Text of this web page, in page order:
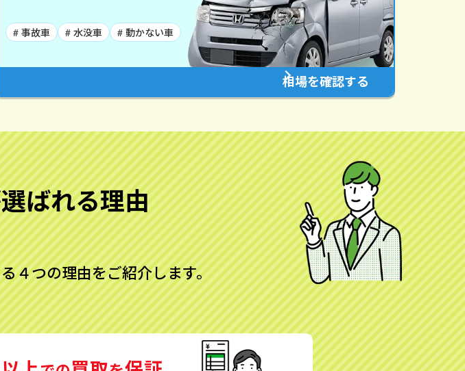
# 事故車 # 水没車 # 動かない車
相場を確認する
選ばれる理由
４つの理由をご紹介します。